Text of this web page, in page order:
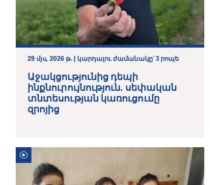
29 մյս, 2026 թ. | կարդալու ժամանակը՝ 3 րոպե
Աջակցությունից դեպի
ինքնուրույնություն. սեփական
տնտեսության կառուցումը
զրոյից